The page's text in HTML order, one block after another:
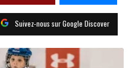
Suivez-nous sur Google Discover